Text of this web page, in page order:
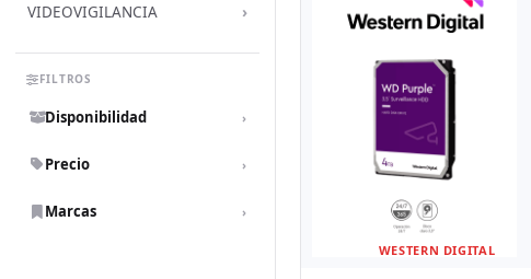
VIDEOVIGILANCIA ›
FILTROS
Disponibilidad ›
Precio ›
Marcas ›
WESTERN DIGITAL